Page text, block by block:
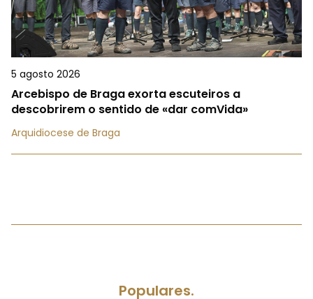
5 agosto 2026
Arcebispo de Braga exorta escuteiros a
descobrirem o sentido de «dar comVida»
Arquidiocese de Braga
Populares.